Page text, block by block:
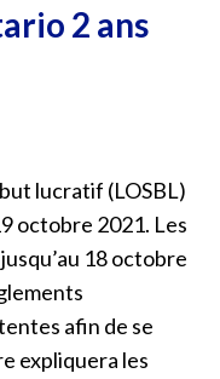
2 ans
lucratif (LOSBL)
octobre 2021. Les
18 octobre
afin de se
expliquera les